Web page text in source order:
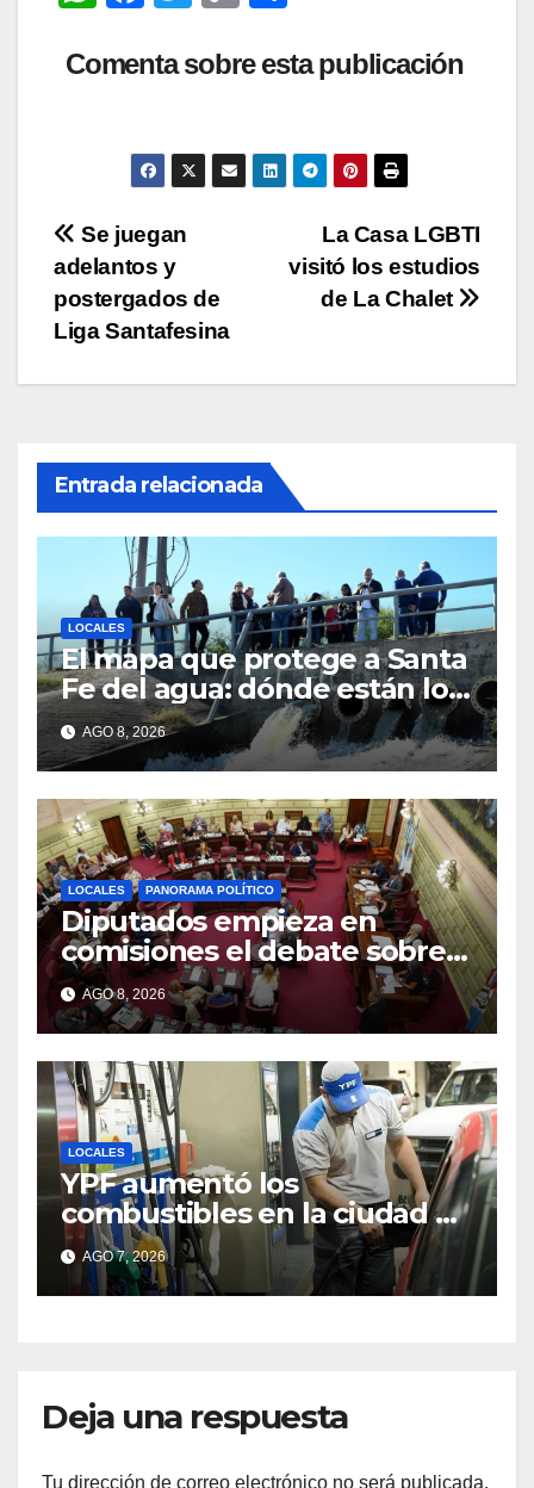
at
p
c
b
o
k
tt
p
Li
n
m
ar
tir
Comenta sobre esta publicación
Navegación
de
entradas
La Casa LGBTI
visitó los estudios
de La Chalet
Se juegan
adelantos y
postergados de
Liga Santafesina
Entrada relacionada
LOCALES
El mapa que protege a Santa
Fe del agua: dónde están los
54 puntos de bombeo
AGO 8, 2026
LOCALES PANORAMA POLÍTICO
Diputados empieza en
comisiones el debate sobre
el sistema electoral de Santa
FeAGO 8, 2026
LOCALES
YPF aumentó los
combustibles en la ciudad de
Santa Fe: la nafta súper
superó los $2.100 y llenar el
tanque cuesta más de
AGO 7, 2026
Deja una respuesta
Tu dirección de correo electrónico no será publicada.